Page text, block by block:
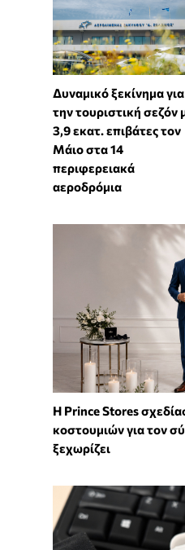
Δυναμικό ξεκίνημα για
την τουριστική σεζόν
3,9 εκατ. επιβάτες τον
Μάιο στα 14
περιφερειακά
αεροδρόμια
Η Prince Stores
κοστουμιών για τον
ξεχωρίζει